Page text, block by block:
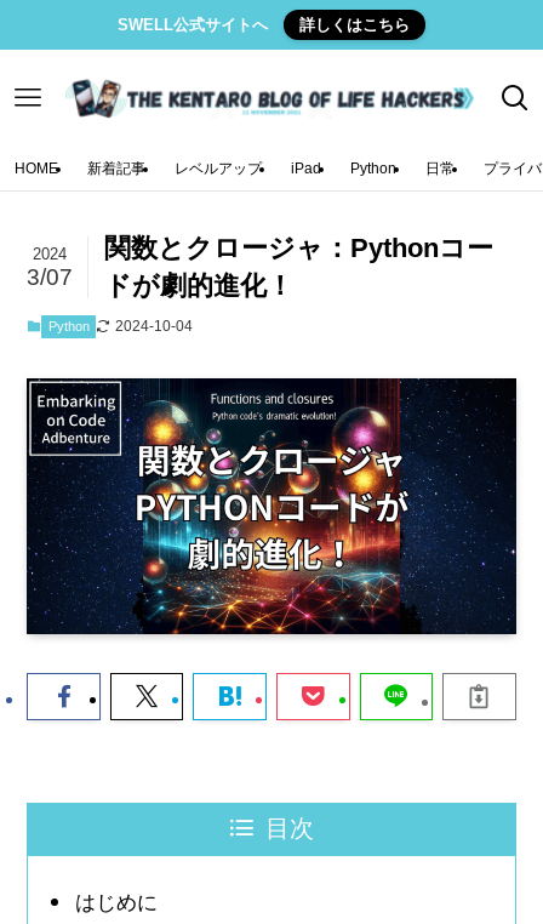
SWELL公式サイトへ 詳しくはこちら
HOME 新着記事 レベルアップ iPad Python 日常 プライ
関数とクロージャ：Pythonコー
ドが劇的進化！
2024
3/07
Python 2024-10-04
目次
はじめに